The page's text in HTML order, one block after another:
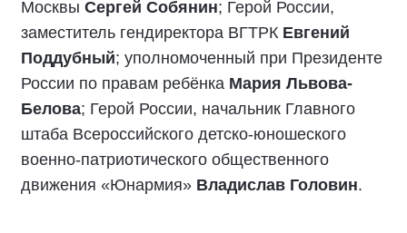
Москвы Сергей Собянин; Герой России,
заместитель гендиректора ВГТРК Евгений
Поддубный; уполномоченный при Президенте
России по правам ребёнка Мария Львова-
Белова; Герой России, начальник Главного
штаба Всероссийского детско-юношеского
военно-патриотического общественного
движения «Юнармия» Владислав Головин.